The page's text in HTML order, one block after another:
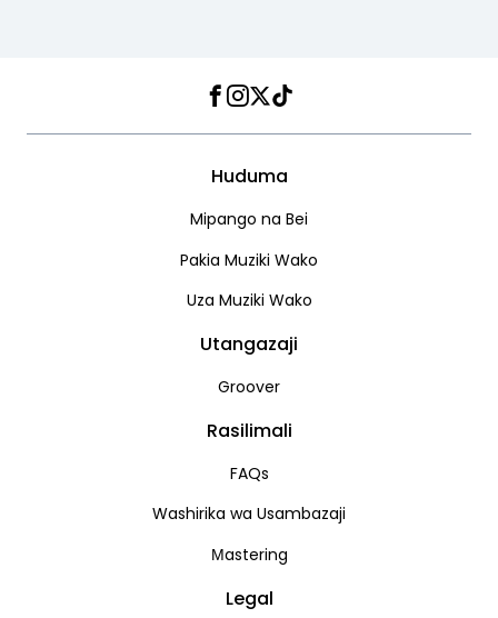
Facebook
Instagram
Twitter
TikTok
Huduma
Mipango na Bei
Pakia Muziki Wako
Uza Muziki Wako
Utangazaji
Groover
Rasilimali
FAQs
Washirika wa Usambazaji
Мastering
Legal